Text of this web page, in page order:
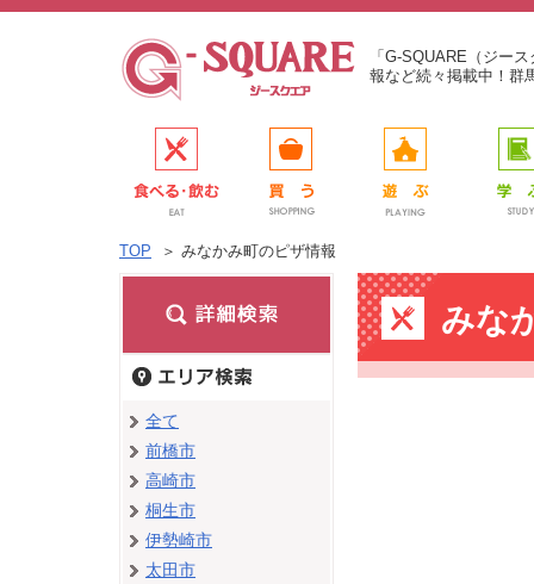
「G-SQUARE（ジー
報など続々掲載中！群
TOP ＞ みなかみ町のピザ情報
みな
全て
前橋市
高崎市
桐生市
伊勢崎市
太田市